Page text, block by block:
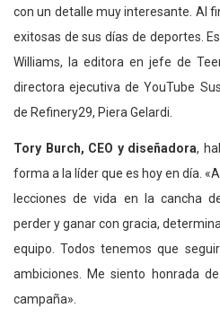
con un detalle muy interesante. Al
exitosas de sus días de deportes.
Williams, la editora en jefe de
directora ejecutiva de YouTube
de Refinery29, Piera Gelardi.
Tory Burch, CEO y diseñadora,
forma a la líder que es hoy en día.
lecciones de vida en la cancha
perder y ganar con gracia,
equipo. Todos tenemos que
ambiciones. Me siento honrada
campaña».